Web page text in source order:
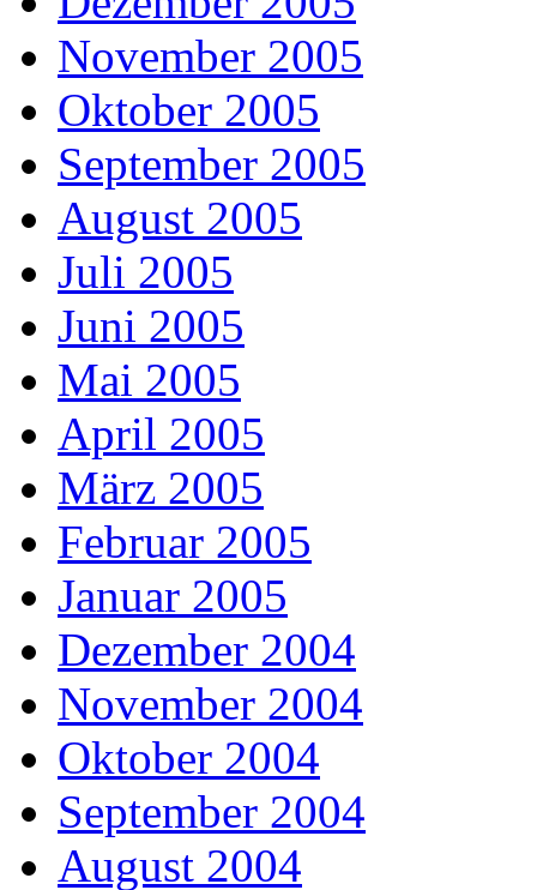
November 2005
Oktober 2005
September 2005
August 2005
Juli 2005
Juni 2005
Mai 2005
April 2005
März 2005
Februar 2005
Januar 2005
Dezember 2004
November 2004
Oktober 2004
September 2004
August 2004